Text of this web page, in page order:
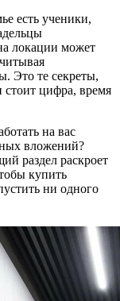
есть ученики,
локации может
Это те секреты,
цифра, время
на вас
вложений?
раздел раскроет
купить
ни одного